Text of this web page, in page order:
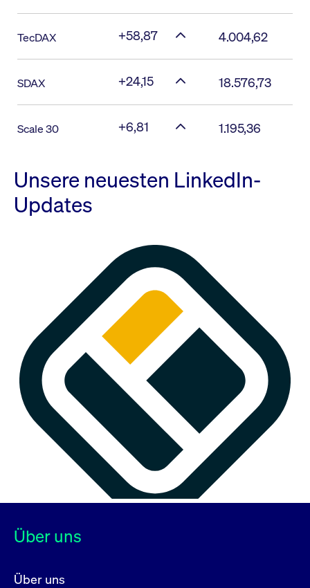
TecDAX +58,87 4.004,62
SDAX +24,15 18.576,73
Scale 30 +6,81 1.195,36
Unsere neuesten LinkedIn-
Updates
Über uns
Über uns